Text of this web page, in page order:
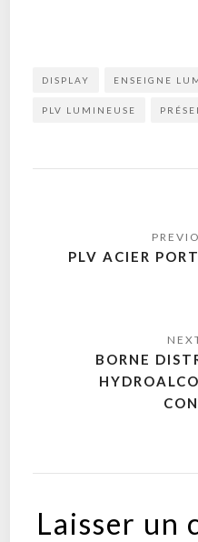
DISPLAY ENSEIGNE
PLV LUMINEUSE
PLV ACIER
BORNE
Laisser un